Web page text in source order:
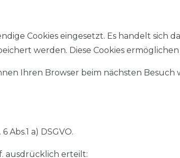
Cookies eingesetzt. Es handelt sich
werden. Diese Cookies
Ihren Browser beim nächsten Besuch
a) DSGVO.
ausdrücklich erteilt: